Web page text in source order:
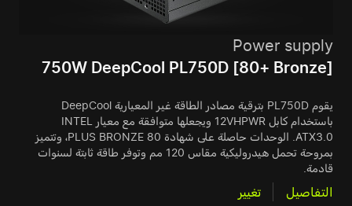
Power supply
750W DeepCool PL750D [80+ Bronze]
يقوم PL750D بترقية مصادر الطاقة غير المعيارية DeepCool
باستخدام كابل 12VHPWR ويجعلها متوافقة مع معيار INTEL
ATX3.0. الوحدات حاصلة على شهادة 80 PLUS BRONZE، وتتميز
بمروحة تحمل هيدروليكية مقاس 120 مم وتوفر طاقة ثابتة لسنوات
قادمة.
التفاصيل تغيير